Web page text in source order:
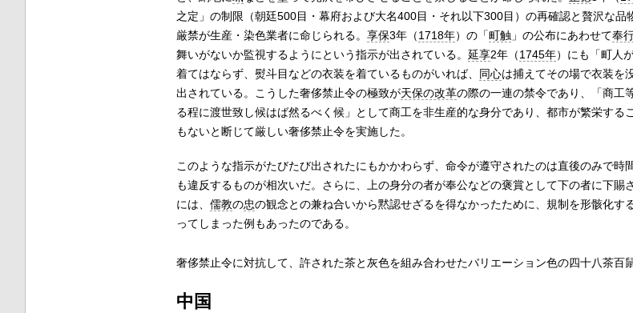
之定」の制限（朝廷500目・幕府および大名400目・それ以下300目）の再確認と贅沢な品
厳禁が生産・染色業者に命じられる。 享保3年（1718年）の「町触 」の公布にあわせて奉
舞いがないか監視するようにという指示が出されている。 延享2年（1745年）にも「町人
着てはならず、熨斗目などの衣装を着ているものがいれば、 同心は捕えてその場で衣装を
出されている。こうした奢侈禁止令の極致が天保の改革の際の一連の禁令であり、「商工
る程に渡世致し候はば然るべく候」として商工を非生産的な身分であり、都市が繁栄する
もないと断じて厳しい奢侈禁止令を実施した。
このような指示がたびたび出されたにもかかわらず、命令が遵守されたのは直後のみで時
も違反するものが相次いだ。さらに、上の身分の者が奉公などの褒賞として下の者に下賜
には、 儒教の忠の観念との兼ね合いから黙認せざるを得なかったために、規制を形骸化す
ってしまった例もあったのである。
奢侈禁止令に対抗して、許された茶と灰色を組み合わせたバリエーション色の四十八茶百
中国